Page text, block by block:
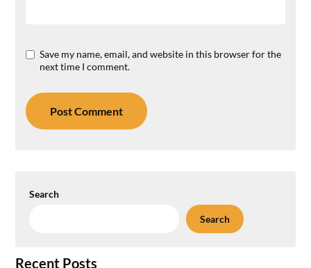
Save my name, email, and website in this browser for the
next time I comment.
Search
Search
Recent Posts